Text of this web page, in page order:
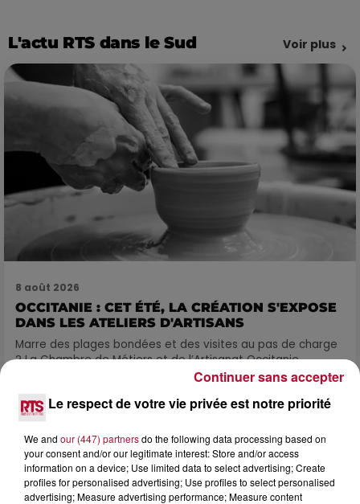
L'actu RTS dans le Sud Voir plus
8 août 2026
OCCITANIE : CET ÉTÉ, LA CRÉATION S'EXPOSE
DANS LES ATELIERS D'ARTISANS
Marre des plages bondées et des visites au pas de charge
? La Chambre de Métiers et de l’Artisanat Occitanie
propose une alternative bien plus vivante :...
Le respect de votre vie privée est notre priorité
We and our (447) partnersdo the following data processing based on
your consent and/or our legitimate interest: Store and/or access
information on a device; Use limited data to select advertising; Create
profiles for personalised advertising; Use profiles to select personalised
advertising; Measure advertising performance; Measure content
Continuer sans accepter